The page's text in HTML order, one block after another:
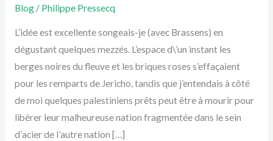
Blog/ Philippe Pressecq
L’idée est excellente songeais-je (avec Brassens) en
dégustant quelques mezzés. L’espace d\’un instant les
berges noires du fleuve et les briques roses s’effaçaient
pour les remparts de Jericho, tandis que j’entendais à côté
de moi quelques palestiniens prêts peut être à mourir pour
libérer leur malheureuse nation fragmentée dans le sein
d’acier de l’autre nation […]
IDEES